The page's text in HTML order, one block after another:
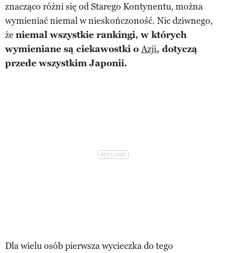
znacząco różni się od Starego Kontynentu, można
wymieniać niemal w nieskończoność. Nic dziwnego,
że niemal wszystkie rankingi, w których
wymieniane są ciekawostki oAzji, dotyczą
przede wszystkim Japonii.
Dla wielu osób pierwsza wycieczka do tego